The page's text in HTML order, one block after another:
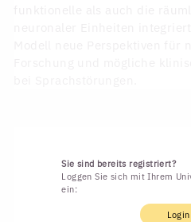
Sie sind bereits registriert?
Loggen Sie sich mit Ihrem
ein:
Login